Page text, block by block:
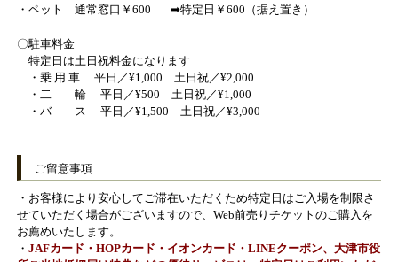
・ ペット 通常窓口￥600 ➡特定日￥600（据え置き）
〇駐車料金
特定日は土日祝料金になります
・乗 用 車 平日／¥1,000 土日祝／¥2,000
・二 輪 平日／¥500 土日祝／¥1,000
・バ ス 平日／¥1,500 土日祝／¥3,000
ご留意事項
・お客様により安心してご滞在いただくため特定日はご入場を制限さ
せていただく場合がございますので、 Web前売りチケットのご購入を
お薦めいたします。
・ JAFカード・HOPカード・イオンカード・LINEクーポン、大津市役